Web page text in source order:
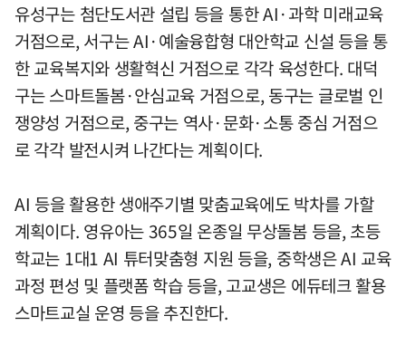
유성구는 첨단도서관 설립 등을 통한 AI·과학 미래교육
거점으로, 서구는 AI·예술융합형 대안학교 신설 등을 통
한 교육복지와 생활혁신 거점으로 각각 육성한다. 대덕
구는 스마트돌봄·안심교육 거점으로, 동구는 글로벌 인
쟁양성 거점으로, 중구는 역사·문화·소통 중심 거점으
로 각각 발전시켜 나간다는 계획이다.
AI 등을 활용한 생애주기별 맞춤교육에도 박차를 가할
계획이다. 영유아는 365일 온종일 무상돌봄 등을, 초등
학교는 1대1 AI 튜터맞춤형 지원 등을, 중학생은 AI 교육
과정 편성 및 플랫폼 학습 등을, 고교생은 에듀테크 활용
스마트교실 운영 등을 추진한다.